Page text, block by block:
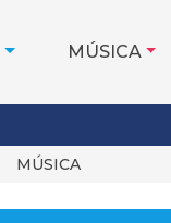
MÚSICA
MÚSICA